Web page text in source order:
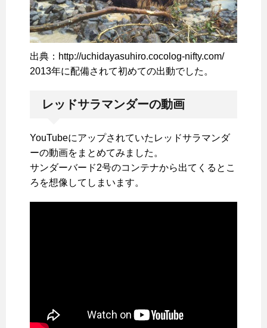
出典：http://uchidayasuhiro.cocolog-nifty.com/
2013年に配備されて初めての出動でした。
レッドサラマンダーの動画
YouTubeにアップされていたレッドサラマンダ
ーの動画をまとめてみました。
サンダーバード2号のコンテナから出てくるとこ
ろを想像してしまいます。